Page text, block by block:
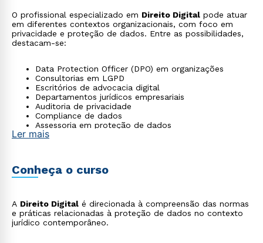
O profissional especializado em Direito Digital pode atuar
em diferentes contextos organizacionais, com foco em
privacidade e proteção de dados. Entre as possibilidades,
destacam-se:
Data Protection Officer (DPO) em organizações
Consultorias em LGPD
Escritórios de advocacia digital
Departamentos jurídicos empresariais
Auditoria de privacidade
Compliance de dados
Assessoria em proteção de dados
Ler mais
Conheça o curso
A Direito Digital é direcionada à compreensão das normas
e práticas relacionadas à proteção de dados no contexto
jurídico contemporâneo.